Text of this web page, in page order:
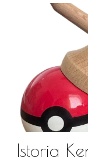
Istoria